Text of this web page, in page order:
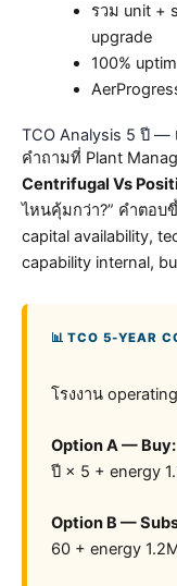
รวม unit +
upgrade
100%
TCO Analysis 5 ปี —
คำถามที่ Plant
Centrifugal Vs
ไหนคุ้มกว่า?” คำตอบ
capital availability,
capability internal,
📊 TCO 5-YEAR
โรงงาน
Option A — Buy:
ปี × 5 + energy
Option B —
60 + energy